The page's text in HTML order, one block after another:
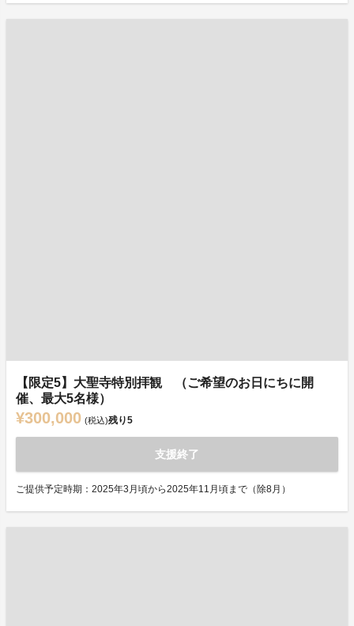
【限定5】大聖寺特別拝観 （ご希望のお日にちに開
催、最大5名様）
¥300,000 (税込)残り5
支援終了
ご提供予定時期：2025年3月頃から2025年11月頃まで（除8月）